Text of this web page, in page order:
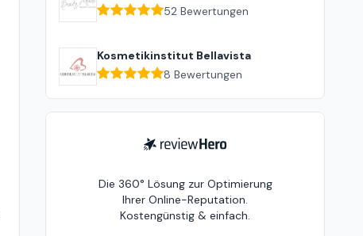
52 Bewertungen
Kosmetikinstitut Bellavista
8 Bewertungen
ReviewHero
Die 360° Lösung zur Optimierung
Ihrer Online-Reputation.
Kostengünstig & einfach.